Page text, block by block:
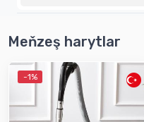
Meňzeş harytlar
-1%